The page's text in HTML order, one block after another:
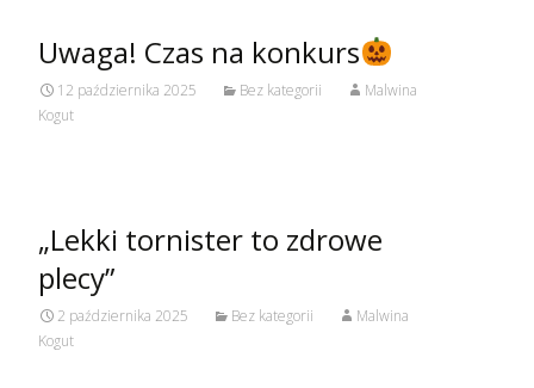
Uwaga! Czas na konkurs
12 października 2025 Bez kategorii
Malwina
Kogut
„Lekki tornister to zdrowe
plecy”
2 października 2025 Bez kategorii
Malwina
Kogut